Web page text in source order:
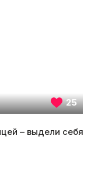
25
– выдели себя